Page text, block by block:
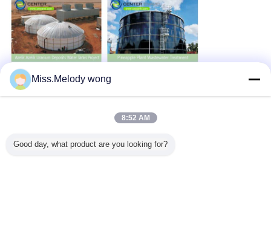
Miss.Melody wong
8:52 AM
Good day, what product are you looking for?